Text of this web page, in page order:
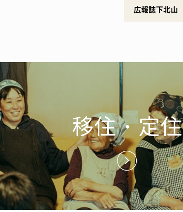
広報誌下北山
移住・定住